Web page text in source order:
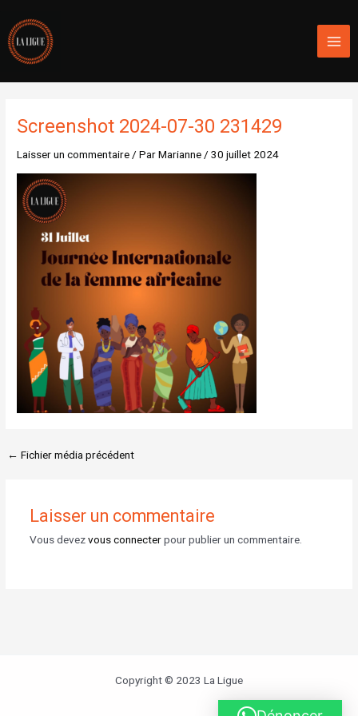
contenu
Screenshot 2024-07-30 231429
Laisser un commentaire/ ParMarianne/30 juillet 2024
← Fichier média précédent
Laisser un commentaire
Vous devezvous connecterpour publier un commentaire.
Copyright © 2023 La Ligue